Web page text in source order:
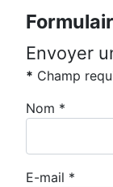
Envoyer
* Champ
Nom *
E-mail *